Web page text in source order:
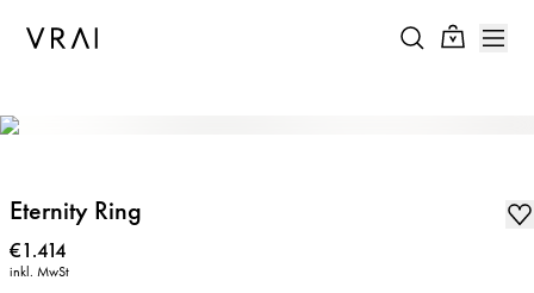
Eternity Ring
Preis:
€1.414
inkl. MwSt